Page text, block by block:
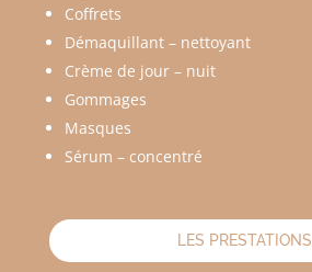
Coffrets
Démaquillant – nettoyant
Crème de jour – nuit
Gommages
Masques
Sérum – concentré
LES PRESTATIONS